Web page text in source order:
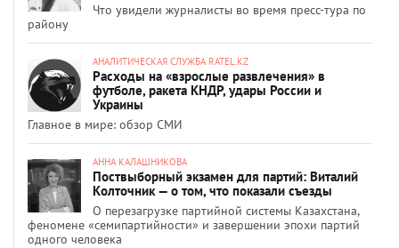
Что увидели журналисты во время пресс-тура по
району
АНАЛИТИЧЕСКАЯ СЛУЖБА RATEL.KZ
Расходы на «взрослые развлечения» в
футболе, ракета КНДР, удары России и
Украины
Главное в мире: обзор СМИ
АННА КАЛАШНИКОВА
Поствыборный экзамен для партий: Виталий
Колточник — о том, что показали съезды
О перезагрузке партийной системы Казахстана,
феномене «семипартийности» и завершении эпохи партий
одного человека